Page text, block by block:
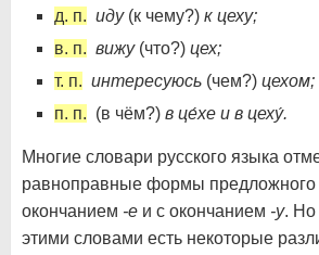
д. п. иду(к чему?) к цеху;
в. п. вижу(что?) цех;
т. п. интересуюсь (чем?) цехом;
п. п. (в чём?) в це́хе и в цеху́.
Многие словари русского языка
равноправные формы предложного
окончанием -е и с окончанием -у. Но
этими словами есть некоторые